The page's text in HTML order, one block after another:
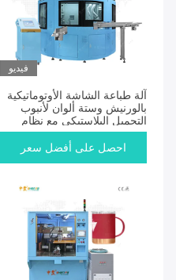
فيديو
آلة طباعة الشاشة الأوتوماتيكية
بالورنيش وستة ألوان لأنبوب
التجميل البلاستيكي مع نظام
التحميل التلقائي SF-SHR720
احصل على أفضل سعر